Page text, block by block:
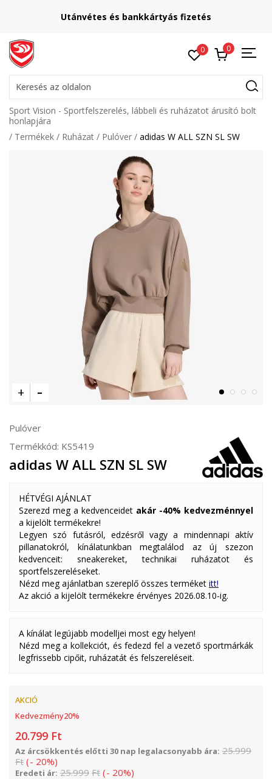
Utánvétes és bankkártyás fizetés
0 0
Keresés az oldalon
Sport Vision - Sportfelszerelés, lábbeli és ruházatot árusító bolt
honlapjára
Termékek
Ruházat Pulóver adidas W ALL SZN SL SW
Pulóver
Termékkód: KS5419
adidas W ALL SZN SL SW
HÉTVÉGI AJÁNLAT
Szerezd meg a kedvenceidet akár -40% kedvezménnyel
a kijelölt termékekre!
Legyen szó futásról, edzésről vagy a mindennapi aktív
pillanatokról, kínálatunkban megtalálod az új szezon
kedvenceit: sneakereket, technikai ruházatot és
sportfelszereléseket.
Nézd meg ajánlatban szereplő összes terméket itt!
Az akció a kijelölt termékekre érvényes 2026.08.10-ig.
A kínálat legújabb modelljei most egy helyen!
Nézd meg a kollekciót, és fedezd fel a vezető sportmárkák
legfrissebb cipőit, ruházatát és felszereléseit.
AKCIÓ
Kedvezmény20%
20.799 Ft
Az árcsökkentés előtti 30 nap legalacsonyabb ára: 25.999
Ft (- 20%)
Eredeti ár: 25.999 Ft (- 20%)